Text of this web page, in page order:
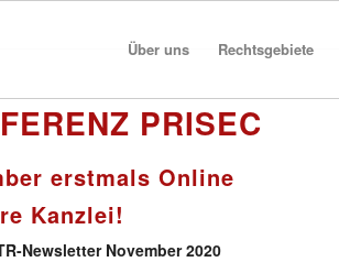
Über uns Rechtsgebiete
PRISEC
erstmals Online
Kanzlei!
Newsletter November 2020